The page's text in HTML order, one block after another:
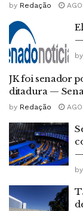
by Redação
—
by
JK foi senador
ditadura —
by Redação
—
by